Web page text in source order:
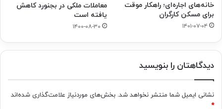
خانه‌های اجاره‌ای؛ راهکار موقت
برای مسکن کارگران
۱۴۰۱-۰۷-۰۴
معاملات ملکی در بجنورد کاهش
یافته است
۱۴۰۰-۰۸-۳۰
دیدگاهتان را بنویسید
نشانی ایمیل شما منتشر نخواهد شد. بخش‌های موردنیاز علامت‌گذاری شده‌اند
*